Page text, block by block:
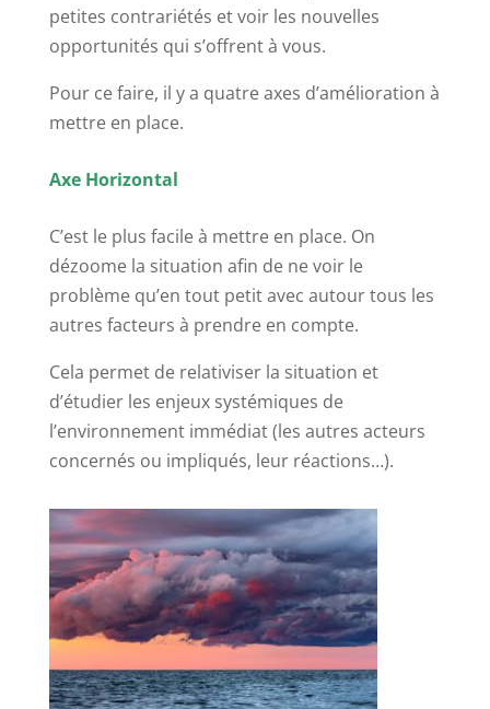
petites contrariétés et voir les nouvelles
opportunités qui s’offrent à vous.
Pour ce faire, il y a quatre axes d’amélioration à
mettre en place.
Axe Horizontal
C’est le plus facile à mettre en place. On
dézoome la situation afin de ne voir le
problème qu’en tout petit avec autour tous les
autres facteurs à prendre en compte.
Cela permet de relativiser la situation et
d’étudier les enjeux systémiques de
l’environnement immédiat (les autres acteurs
concernés ou impliqués, leur réactions…).